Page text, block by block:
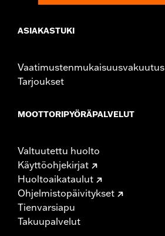
ASIAKASTUKI
Vaatimustenmukaisuusvakuutus
Tarjoukset
MOOTTORIPYÖRÄPALVELUT
Valtuutettu huolto
Käyttöohjekirjat
Huoltoaikataulut
Ohjelmistopäivitykset
Tienvarsiapu
Takuupalvelut